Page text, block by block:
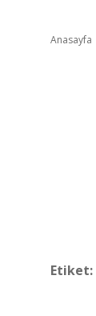
Anasayfa
Etiket: